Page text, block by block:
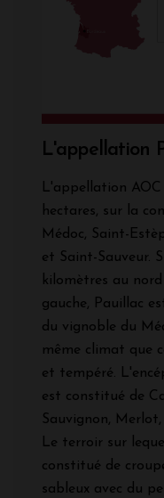
L'appellation
L'appellation AOC
hectares, sur la
Médoc, Saint-
et Saint-Sauveur.
kilomètres au
gauche, Pauillac
du vignoble du
même climat que
et tempéré.
est constitué de
Sauvignon,
Le terroir sur
constitué de
sableux avec du